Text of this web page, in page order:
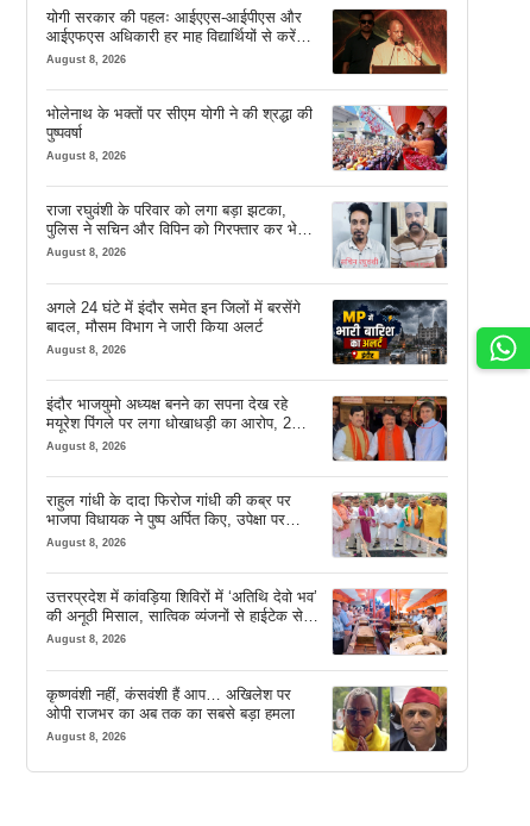
योगी सरकार की पहलः आईएएस-आईपीएस और
आईएफएस अधिकारी हर माह विद्यार्थियों से करेंगे
संवाद
August 8, 2026
भोलेनाथ के भक्तों पर सीएम योगी ने की श्रद्धा की
पुष्पवर्षा
August 8, 2026
राजा रघुवंशी के परिवार को लगा बड़ा झटका,
पुलिस ने सचिन और विपिन को गिरफ्तार कर भेजा
जेल
August 8, 2026
अगले 24 घंटे में इंदौर समेत इन जिलों में बरसेंगे
बादल, मौसम विभाग ने जारी किया अलर्ट
August 8, 2026
इंदौर भाजयुमो अध्यक्ष बनने का सपना देख रहे
मयूरेश पिंगले पर लगा धोखाधड़ी का आरोप, 2
करोड़ 18 लाख लेने के बाद भी नहीं दिया जमीन
August 8, 2026
राहुल गांधी के दादा फिरोज गांधी की कब्र पर
भाजपा विधायक ने पुष्प अर्पित किए, उपेक्षा पर
दिखाया आईना
August 8, 2026
उत्तरप्रदेश में कांवड़िया शिविरों में ‘अतिथि देवो भव’
की अनूठी मिसाल, सात्विक व्यंजनों से हाईटेक सेवा
तक खास इंतजाम
August 8, 2026
कृष्णवंशी नहीं, कंसवंशी हैं आप… अखिलेश पर
ओपी राजभर का अब तक का सबसे बड़ा हमला
August 8, 2026